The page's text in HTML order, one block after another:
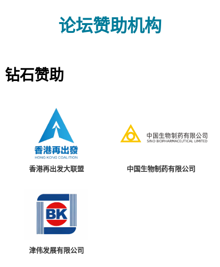
论坛赞助机构
钻石赞助
香港再出发大联盟 中国生物制药有限公司
津伟发展有限公司